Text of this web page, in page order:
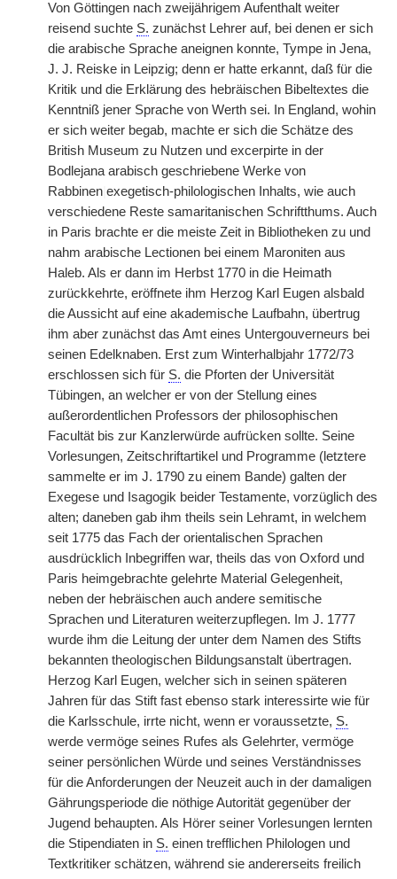
Von Göttingen nach zweijährigem Aufenthalt weiter
reisend suchte S. zunächst Lehrer auf, bei denen er sich
die arabische Sprache aneignen konnte, Tympe in Jena,
J. J. Reiske in Leipzig; denn er hatte erkannt, daß für die
Kritik und die Erklärung des hebräischen Bibeltextes die
Kenntniß jener Sprache von Werth sei. In England, wohin
er sich weiter begab, machte er sich die Schätze des
British Museum zu Nutzen und excerpirte in der
Bodlejana arabisch geschriebene Werke von
Rabbinen exegetisch-philologischen Inhalts, wie auch
verschiedene Reste samaritanischen Schriftthums. Auch
in Paris brachte er die meiste Zeit in Bibliotheken zu und
nahm arabische Lectionen bei einem Maroniten aus
Haleb. Als er dann im Herbst 1770 in die Heimath
zurückkehrte, eröffnete ihm Herzog Karl Eugen alsbald
die Aussicht auf eine akademische Laufbahn, übertrug
ihm aber zunächst das Amt eines Untergouverneurs bei
seinen Edelknaben. Erst zum Winterhalbjahr 1772/73
erschlossen sich für S. die Pforten der Universität
Tübingen, an welcher er von der Stellung eines
außerordentlichen Professors der philosophischen
Facultät bis zur Kanzlerwürde aufrücken sollte. Seine
Vorlesungen, Zeitschriftartikel und Programme (letztere
sammelte er im J. 1790 zu einem Bande) galten der
Exegese und Isagogik beider Testamente, vorzüglich des
alten; daneben gab ihm theils sein Lehramt, in welchem
seit 1775 das Fach der orientalischen Sprachen
ausdrücklich Inbegriffen war, theils das von Oxford und
Paris heimgebrachte gelehrte Material Gelegenheit,
neben der hebräischen auch andere semitische
Sprachen und Literaturen weiterzupflegen. Im J. 1777
wurde ihm die Leitung der unter dem Namen des Stifts
bekannten theologischen Bildungsanstalt übertragen.
Herzog Karl Eugen, welcher sich in seinen späteren
Jahren für das Stift fast ebenso stark interessirte wie für
die Karlsschule, irrte nicht, wenn er voraussetzte, S.
werde vermöge seines Rufes als Gelehrter, vermöge
seiner persönlichen Würde und seines Verständnisses
für die Anforderungen der Neuzeit auch in der damaligen
Gährungsperiode die nöthige Autorität gegenüber der
Jugend behaupten. Als Hörer seiner Vorlesungen lernten
die Stipendiaten in S. einen trefflichen Philologen und
Textkritiker schätzen, während sie andererseits freilich